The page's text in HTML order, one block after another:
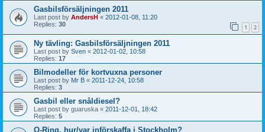
Gasbilsförsäljningen 2011
Last post by AndersH « 2012-01-08, 11:20
Replies: 30 1 2
Ny tävling: Gasbilsförsäljningen 2011
Last post by Sven « 2012-01-02, 10:58
Replies: 17
Bilmodeller för kortvuxna personer
Last post by Mr B « 2011-12-24, 10:58
Replies: 3
Gasbil eller snåldiesel?
Last post by guaruska « 2011-12-01, 18:42
Replies: 5
O-Ring, hur/var införskaffa i Stockholm?